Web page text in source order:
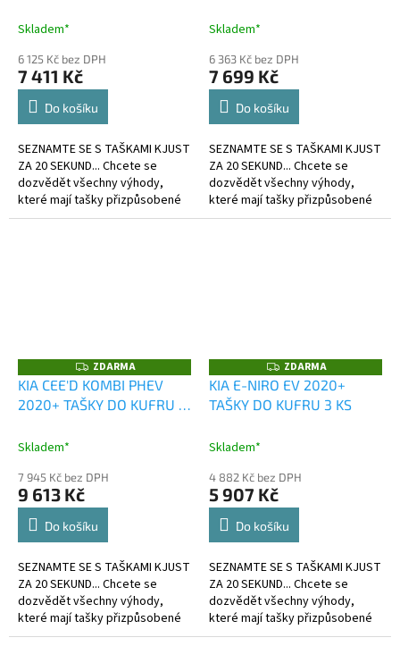
Skladem*
6 125 Kč bez DPH
7 411 Kč
Do košíku
SEZNAMTE SE S TAŠKAMI KJUST
ZA 20 SEKUND... Chcete se
dozvědět všechny výhody,
které mají tašky přizpůsobené
kufru?
Skladem*
6 363 Kč bez DPH
7 699 Kč
Do košíku
SEZNAMTE SE S TAŠKAMI KJUST
ZA 20 SEKUND... Chcete se
dozvědět všechny výhody,
které mají tašky přizpůsobené
kufru?
Z
D
A
R
ZDARMA
KIA CEE'D KOMBI PHEV
2020+ TAŠKY DO KUFRU 5
Skladem*
7 945 Kč bez DPH
9 613 Kč
Do košíku
SEZNAMTE SE S TAŠKAMI KJUST
ZA 20 SEKUND... Chcete se
dozvědět všechny výhody,
které mají tašky přizpůsobené
kufru?
Z
D
A
R
ZDARMA
KIA E-NIRO EV 2020+
TAŠKY DO KUFRU 3 KS
Skladem*
4 882 Kč bez DPH
5 907 Kč
Do košíku
SEZNAMTE SE S TAŠKAMI KJUST
ZA 20 SEKUND... Chcete se
dozvědět všechny výhody,
které mají tašky přizpůsobené
kufru?